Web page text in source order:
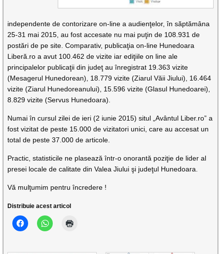
independente de contorizare on-line a audienţelor, în săptămâna
25-31 mai 2015, au fost accesate nu mai puţin de 108.931 de
postări de pe site. Comparativ, publicaţia on-line Hunedoara
Liberă.ro a avut 100.462 de vizite iar ediţiile on line ale
principalelor publicaţii din judeţ au înregistrat 19.363 vizite
(Mesagerul Hunedorean), 18.779 vizite (Ziarul Văii Jiului), 16.464
vizite (Ziarul Hunedoreanului), 15.596 vizite (Glasul Hunedoarei),
8.829 vizite (Servus Hunedoara).
Numai în cursul zilei de ieri (2 iunie 2015) situl „Avântul Liber.ro” a
fost vizitat de peste 15.000 de vizitatori unici, care au accesat un
total de peste 37.000 de articole.
Practic, statisticile ne plasează într-o onorantă poziţie de lider al
presei locale de calitate din Valea Jiului şi judeţul Hunedoara.
Vă mulţumim pentru încredere !
Distribuie acest articol